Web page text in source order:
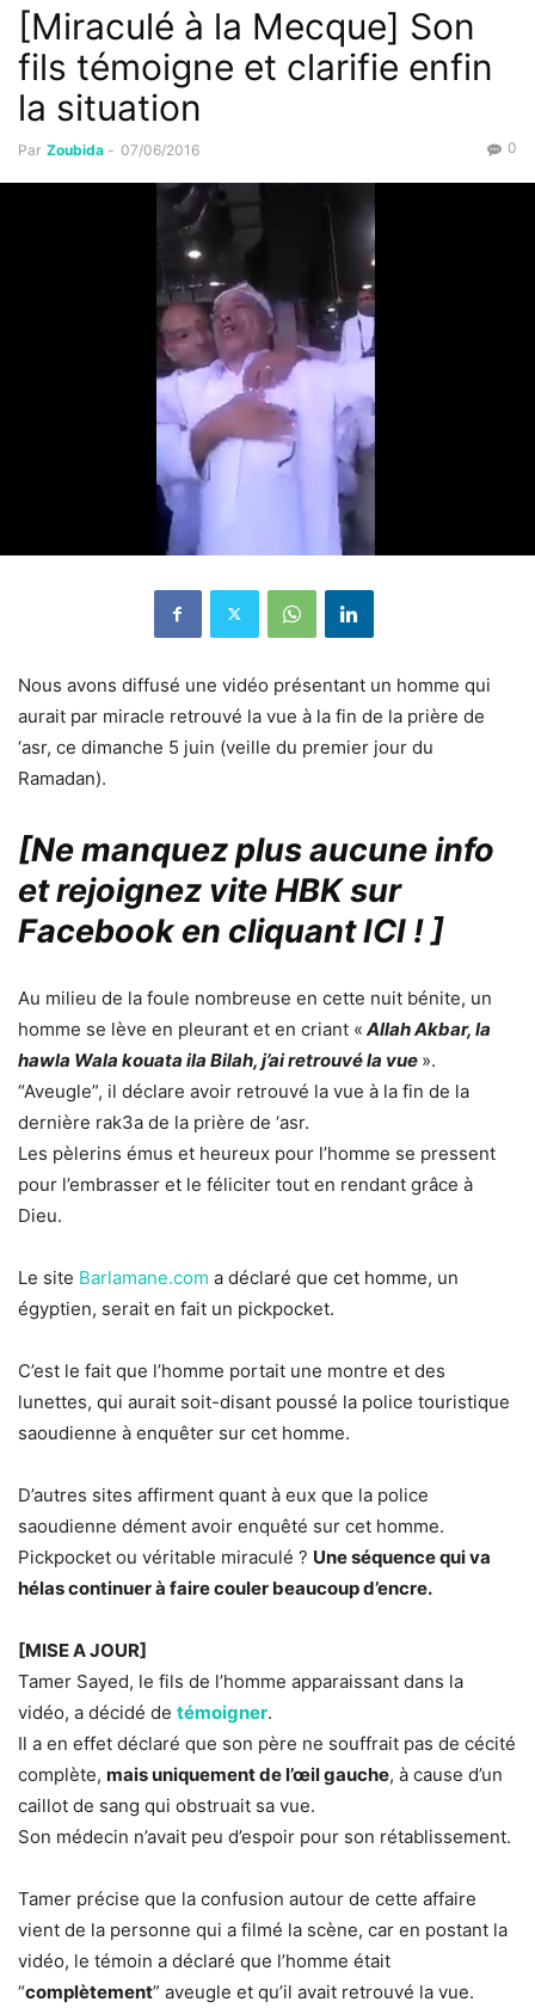
[Miraculé à la Mecque] Son
fils témoigne et clarifie enfin
la situation
Par Zoubida - 07/06/2016 0
Nous avons diffusé une vidéo présentant un homme qui
aurait par miracle retrouvé la vue à la fin de la prière de
‘asr, ce dimanche 5 juin (veille du premier jour du
Ramadan).
[Ne manquez plus aucune info
et rejoignez vite HBK sur
Facebook en cliquant ICI !]
Au milieu de la foule nombreuse en cette nuit bénite, un
homme se lève en pleurant et en criant « Allah Akbar, la
hawla Wala kouata ila Bilah, j’ai retrouvé la vue ».
“Aveugle”, il déclare avoir retrouvé la vue à la fin de la
dernière rak3a de la prière de ‘asr.
Les pèlerins émus et heureux pour l’homme se pressent
pour l’embrasser et le féliciter tout en rendant grâce à
Dieu.
Le site Barlamane.com a déclaré que cet homme, un
égyptien, serait en fait un pickpocket.
C’est le fait que l’homme portait une montre et des
lunettes, qui aurait soit-disant poussé la police touristique
saoudienne à enquêter sur cet homme.
D’autres sites affirment quant à eux que la police
saoudienne dément avoir enquêté sur cet homme.
Pickpocket ou véritable miraculé ? Une séquence qui va
hélas continuer à faire couler beaucoup d’encre.
[MISE A JOUR]
Tamer Sayed, le fils de l’homme apparaissant dans la
vidéo, a décidé de témoigner.
Il a en effet déclaré que son père ne souffrait pas de cécité
complète, mais uniquement de l’œil gauche, à cause d’un
caillot de sang qui obstruait sa vue.
Son médecin n’avait peu d’espoir pour son rétablissement.
Tamer précise que la confusion autour de cette affaire
vient de la personne qui a filmé la scène, car en postant la
vidéo, le témoin a déclaré que l’homme était
“complètement” aveugle et qu’il avait retrouvé la vue.